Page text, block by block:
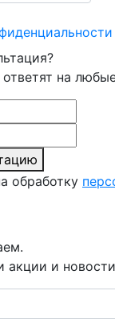
на
обработку
акции и новости